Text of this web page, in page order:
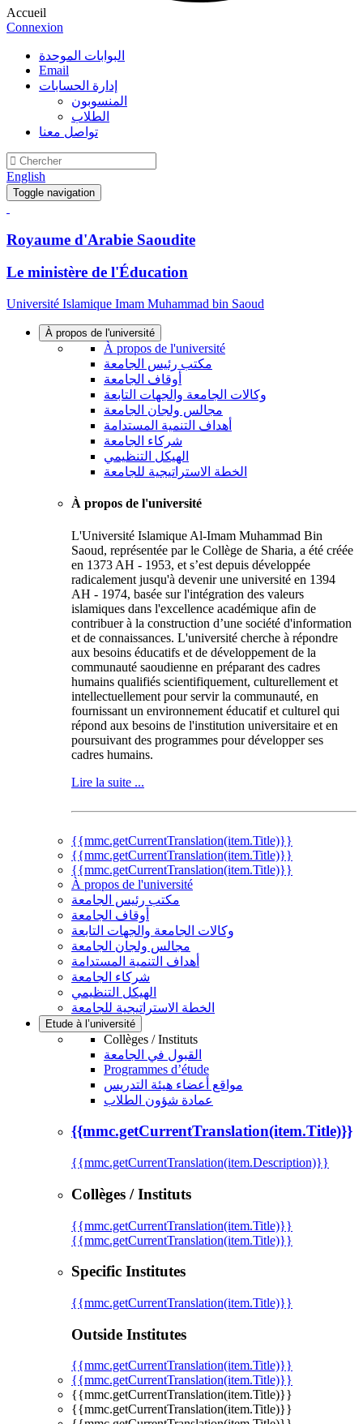
Accueil
Connexion
البوابات الموحدة
Email
إدارة الحسابات
المنسوبون
الطلاب
تواصل معنا
English
Toggle navigation
Royaume d'Arabie Saoudite
Le ministère de l'Éducation
Université Islamique Imam Muhammad bin Saoud
À propos de l'université
À propos de l'université
مكتب رئيس الجامعة
أوقاف الجامعة
وكالات الجامعة والجهات التابعة
مجالس ولجان الجامعة
أهداف التنمية المستدامة
شركاء الجامعة
الهيكل التنظيمي
الخطة الاستراتيجية للجامعة
À propos de l'université
L'Université Islamique Al-Imam Muhammad Bin
Saoud, représentée par le Collège de Sharia, a été créée
en 1373 AH - 1953, et s’est depuis développée
radicalement jusqu'à devenir une université en 1394
AH - 1974, basée sur l'intégration des valeurs
islamiques dans l'excellence académique afin de
contribuer à la construction d’une société d'information
et de connaissances. L'université cherche à répondre
aux besoins éducatifs et de développement de la
communauté saoudienne en préparant des cadres
humains qualifiés scientifiquement, culturellement et
intellectuellement pour servir la communauté, en
fournissant un environnement éducatif et culturel qui
répond aux besoins de l'institution universitaire et en
poursuivant des programmes pour développer ses
cadres humains.
Lire la suite ...
{{mmc.getCurrentTranslation(item.Title)}}
{{mmc.getCurrentTranslation(item.Title)}}
{{mmc.getCurrentTranslation(item.Title)}}
À propos de l'université
مكتب رئيس الجامعة
أوقاف الجامعة
وكالات الجامعة والجهات التابعة
مجالس ولجان الجامعة
أهداف التنمية المستدامة
شركاء الجامعة
الهيكل التنظيمي
الخطة الاستراتيجية للجامعة
Etude à l’université
Collèges / Instituts
القبول في الجامعة
Programmes d’étude
مواقع أعضاء هيئة التدريس
عمادة شؤون الطلاب
{{mmc.getCurrentTranslation(item.Title)}}
{{mmc.getCurrentTranslation(item.Description)}}
Collèges / Instituts
{{mmc.getCurrentTranslation(item.Title)}}
{{mmc.getCurrentTranslation(item.Title)}}
Specific Institutes
{{mmc.getCurrentTranslation(item.Title)}}
Outside Institutes
{{mmc.getCurrentTranslation(item.Title)}}
{{mmc.getCurrentTranslation(item.Title)}}
{{mmc.getCurrentTranslation(item.Title)}}
{{mmc.getCurrentTranslation(item.Title)}}